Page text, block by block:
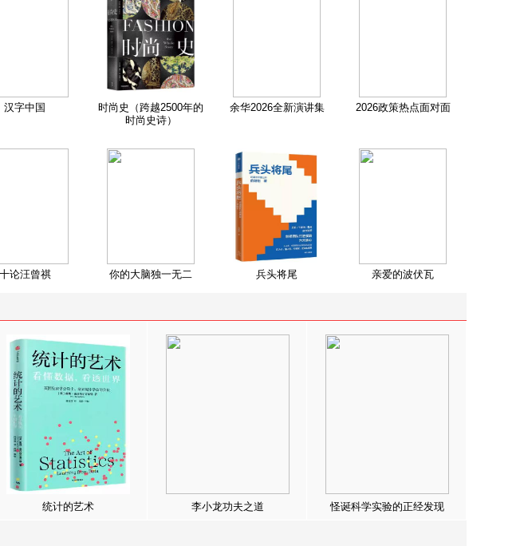
汉字中国
时尚史（跨越2500年的
时尚史诗）
余华2026全新演讲集 2026政策热点面对面
十论汪曾祺 你的大脑独一无二 兵头将尾 亲爱的波伏瓦
统计的艺术 李小龙功夫之道 怪诞科学实验的正经发现